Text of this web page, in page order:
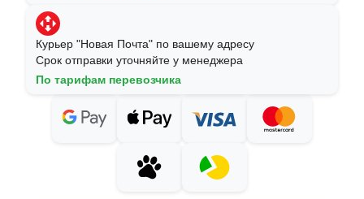
Курьер "Новая Почта" по вашему адресу
Срок отправки уточняйте у менеджера
По тарифам перевозчика